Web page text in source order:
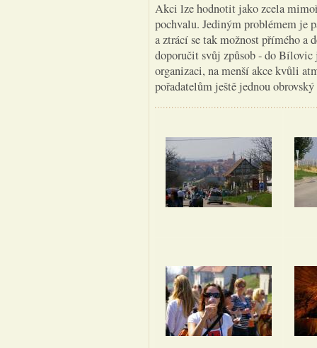
Akci lze hodnotit jako zcela
pochvalu. Jediným problémem je
a ztrácí se tak možnost přímého a
doporučit svůj způsob - do
organizaci, na menší akce kvůli
pořadatelům ještě jednou